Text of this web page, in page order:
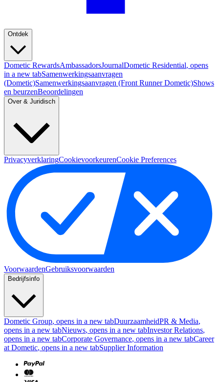
Ontdek
Dometic RewardsAmbassadorsJournalDometic Residential, opens
in a new tabSamenwerkingsaanvragen
(Dometic)Samenwerkingsaanvragen (Front Runner Dometic)Shows
en beurzenBeoordelingen
Over & Juridisch
PrivacyverklaringCookievoorkeurenCookie Preferences
VoorwaardenGebruiksvoorwaarden
Bedrijfsinfo
Dometic Group, opens in a new tabDuurzaamheidPR & Media,
opens in a new tabNieuws, opens in a new tabInvestor Relations,
opens in a new tabCorporate Governance, opens in a new tabCareer
at Dometic, opens in a new tabSupplier Information